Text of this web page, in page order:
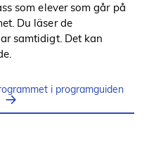
som elever som går på
Du läser de
samtidigt. Det kan
i programguiden